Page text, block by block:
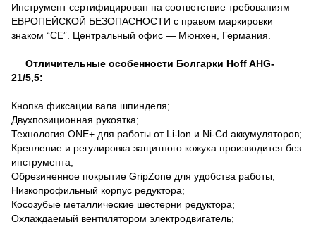
Инструмент сертифицирован на соответствие требованиям
ЕВРОПЕЙСКОЙ БЕЗОПАСНОСТИ с правом маркировки
знаком “СЕ”. Центральный офис ― Мюнхен, Германия.
Отличительные особенности Болгарки Hoff AHG-
21/5,5:
Кнопка фиксации вала шпинделя;
Двухпозиционная рукоятка;
Технология ONE+ для работы от Li-lon и Ni-Cd аккумуляторов;
Крепление и регулировка защитного кожуха производится без
инструмента;
Обрезиненное покрытие GripZone для удобства работы;
Низкопрофильный корпус редуктора;
Косозубые металлические шестерни редуктора;
Охлаждаемый вентилятором электродвигатель;